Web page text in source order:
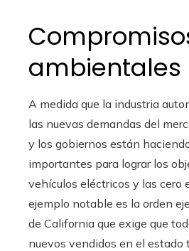
ambientales
A medida que la industria
las nuevas demandas del
y los gobiernos están
importantes para lograr los
vehículos eléctricos y las cero
ejemplo notable es la orden
de California que exige que
nuevos vendidos en el estado